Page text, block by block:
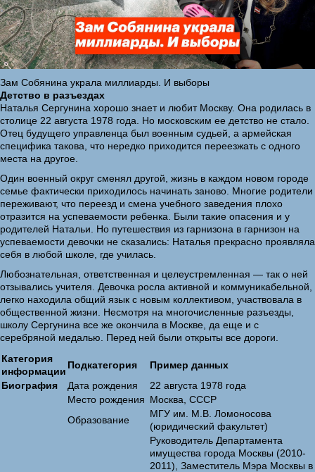
Зам Собянина украла миллиарды. И выборы
Детство в разъездах
Наталья Сергунина хорошо знает и любит Москву. Она родилась в
столице 22 августа 1978 года. Но московским ее детство не стало.
Отец будущего управленца был военным судьей, а армейская
специфика такова, что нередко приходится переезжать с одного
места на другое.
Один военный округ сменял другой, жизнь в каждом новом городе
семье фактически приходилось начинать заново. Многие родители
переживают, что переезд и смена учебного заведения плохо
отразится на успеваемости ребенка. Были такие опасения и у
родителей Натальи. Но путешествия из гарнизона в гарнизон на
успеваемости девочки не сказались: Наталья прекрасно проявляла
себя в любой школе, где училась.
Любознательная, ответственная и целеустремленная — так о ней
отзывались учителя. Девочка росла активной и коммуникабельной,
легко находила общий язык с новым коллективом, участвовала в
общественной жизни. Несмотря на многочисленные разъезды,
школу Сергунина все же окончила в Москве, да еще и с
серебряной медалью. Перед ней были открыты все дороги.
Категория
информации
Подкатегория
Пример данных
Биография
Дата рождения
22 августа 1978 года
Место рождения Москва, СССР
Образование
МГУ им. М.В. Ломоносова
(юридический факультет)
Руководитель Департамента
имущества города Москвы (2010-
2011), Заместитель Мэра Москвы в